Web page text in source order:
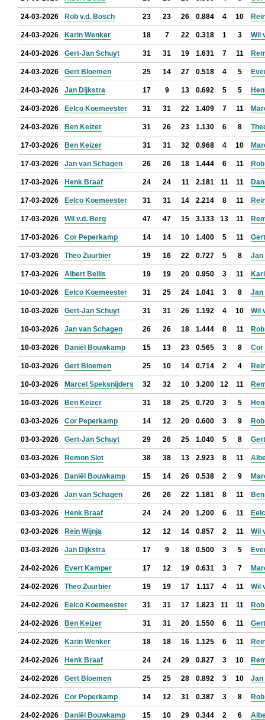
24-03-2026 Rob v.d. Bosch 23 23 26 0.884 4 10
24-03-2026 Karin Wenker 18 7 22 0.318 1 3 Wil
24-03-2026 Gert-Jan Schuyt 31 31 19 1.631 7 11
24-03-2026 Gert Bloemen 25 14 27 0.518 4 5
24-03-2026 Jan Dijkstra 17 9 13 0.692 5 5
24-03-2026 Eelco Koemeester 31 31 22 1.409 7 11
24-03-2026 Ben Keizer 31 26 23 1.130 6 8
17-03-2026 Ben Keizer 31 31 32 0.968 4 10
17-03-2026 Jan van Schagen 26 26 18 1.444 6 11
17-03-2026 Henk Braaf 24 24 11 2.181 11 11
17-03-2026 Eelco Koemeester 31 31 14 2.214 8 11
17-03-2026 Wil v.d. Berg 47 47 15 3.133 13 11
17-03-2026 Cor Peperkamp 14 14 10 1.400 5 11
17-03-2026 Theo Zuurbier 19 16 22 0.727 5 8 Jan
17-03-2026 Albert Bellis 19 19 20 0.950 3 11
10-03-2026 Eelco Koemeester 31 25 24 1.041 3 8 Jan
10-03-2026 Gert-Jan Schuyt 31 31 26 1.192 4 10 Wil
10-03-2026 Jan van Schagen 26 26 18 1.444 8 11
10-03-2026 Daniël Bouwkamp 15 13 23 0.565 3 8 Cor
10-03-2026 Gert Bloemen 25 10 14 0.714 2 4
10-03-2026 Marcel Speksnijders 32 32 10 3.200 12 11
10-03-2026 Ben Keizer 31 18 25 0.720 3 5
03-03-2026 Cor Peperkamp 14 12 20 0.600 3 9
03-03-2026 Gert-Jan Schuyt 29 26 25 1.040 5 8
03-03-2026 Remon Slot 38 38 13 2.923 8 11
03-03-2026 Daniël Bouwkamp 15 14 26 0.538 2 9
03-03-2026 Jan van Schagen 26 26 22 1.181 8 11
03-03-2026 Henk Braaf 24 24 20 1.200 6 11
03-03-2026 Rein Wijnja 12 12 14 0.857 2 11 Wil
03-03-2026 Jan Dijkstra 17 9 18 0.500 3 5
24-02-2026 Evert Kamper 17 12 19 0.631 3 7
24-02-2026 Theo Zuurbier 19 19 17 1.117 4 11 Wil
24-02-2026 Eelco Koemeester 31 31 17 1.823 11 11
24-02-2026 Ben Keizer 31 31 20 1.550 6 11
24-02-2026 Karin Wenker 18 18 16 1.125 6 11
24-02-2026 Henk Braaf 24 24 29 0.827 3 10
24-02-2026 Gert Bloemen 25 25 28 0.892 3 10 Jan
24-02-2026 Cor Peperkamp 14 12 31 0.387 3 8
24-02-2026 Daniël Bouwkamp 15 10 29 0.344 2 6